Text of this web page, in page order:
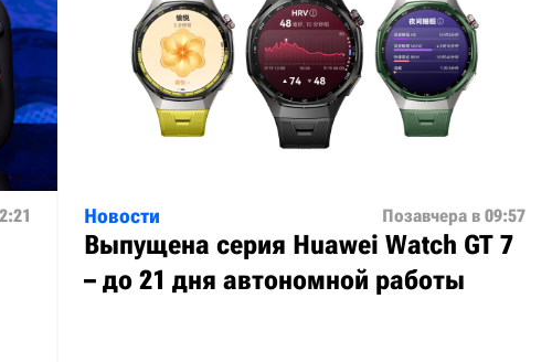
Новости Позавчера в 09:57
Выпущена серия Huawei Watch GT 7
– до 21 дня автономной работы